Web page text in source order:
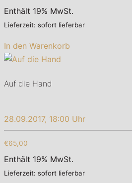
Enthält 19% MwSt.
Lieferzeit: sofort lieferbar
In den Warenkorb
Auf die Hand
28.09.2017, 18:00 Uhr
€65,00
Enthält 19% MwSt.
Lieferzeit: sofort lieferbar